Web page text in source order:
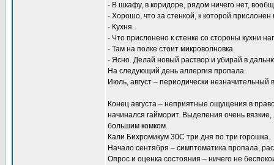
- В шкафу, в коридоре, рядом ничего нет,
- Хорошо, что за стенкой, к которой
- Кухня.
- Что прислонено к стенке со стороны кухни
- Там на полке стоит микроволновка.
- Ясно. Делай новый раствор и убирай в
На следующий день аллергия пропала.
Июль, август – периодически
Конец августа – неприятные ощущения в
начинался гайморит. Выделения очень
большим комком.
Кали Бихромикум 30С три дня по три горошка.
Начало сентября – симптоматика пропала,
Опрос и оценка состояния – ничего не